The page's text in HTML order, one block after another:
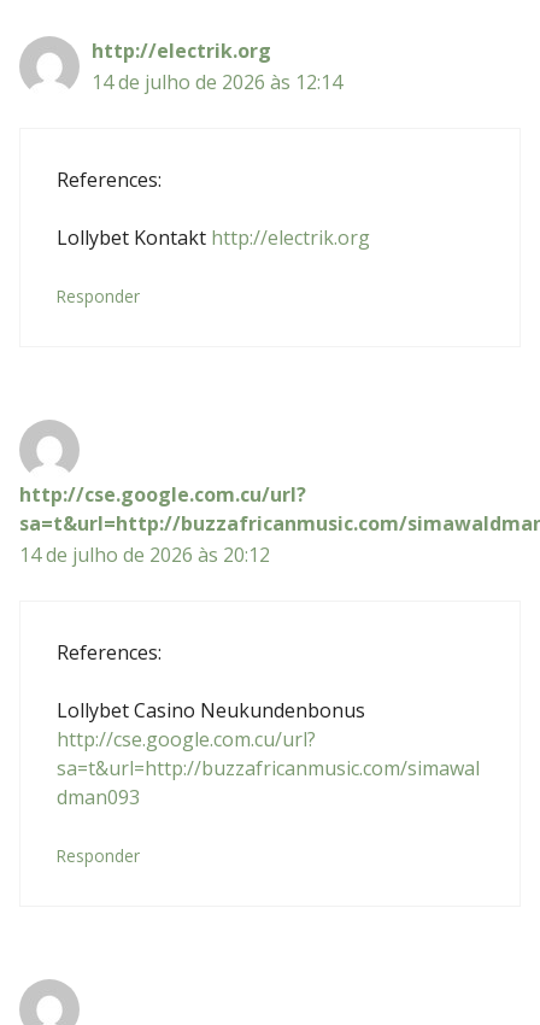
http://electrik.org
14 de julho de 2026 às 12:14
References:
Lollybet Kontakt http://electrik.org
Responder
http://cse.google.com.cu/url?
sa=t&url=http://buzzafricanmusic.com/
14 de julho de 2026 às 20:12
References:
Lollybet Casino Neukundenbonus
http://cse.google.com.cu/url?
sa=t&url=http://buzzafricanmusic.com/simawal
dman093
Responder